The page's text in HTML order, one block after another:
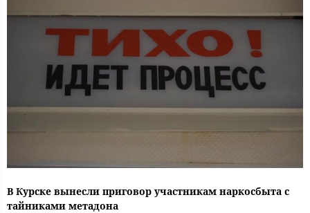
В Курске вынесли приговор участникам наркосбыта с
тайниками метадона